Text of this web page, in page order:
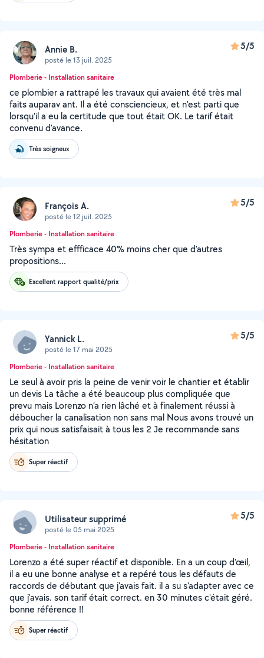
Annie B.
posté le 13 juil. 2025
5/5
Plomberie - Installation sanitaire
ce plombier a rattrapé les travaux qui avaient été très mal
faits auparav ant. Il a été consciencieux, et n'est parti que
lorsqu'il a eu la certitude que tout était OK. Le tarif était
convenu d'avance.
Très soigneux
François A.
posté le 12 juil. 2025
5/5
Plomberie - Installation sanitaire
Très sympa et effficace 40% moins cher que d'autres
propositions...
Excellent rapport qualité/prix
Yannick L.
posté le 17 mai 2025
5/5
Plomberie - Installation sanitaire
Le seul à avoir pris la peine de venir voir le chantier et établir
un devis La tâche a été beaucoup plus compliquée que
prevu mais Lorenzo n’a rien lâché et à finalement réussi à
déboucher la canalisation non sans mal Nous avons trouvé un
prix qui nous satisfaisait à tous les 2 Je recommande sans
hésitation
Super réactif
Utilisateur supprimé
posté le 05 mai 2025
5/5
Plomberie - Installation sanitaire
Lorenzo a été super réactif et disponible. En a un coup d'œil,
il a eu une bonne analyse et a repéré tous les défauts de
raccords de débutant que j'avais fait. il a su s'adapter avec ce
que j'avais. son tarif était correct. en 30 minutes c'était géré.
bonne référence !!
Super réactif